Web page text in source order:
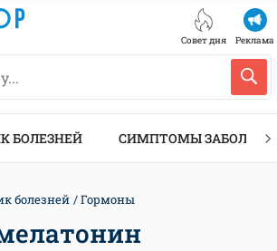
Совет дня Реклама
БОЛЕЗНЕЙ СИМПТОМЫ
болезней Гормоны